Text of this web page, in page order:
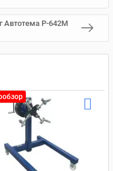
Автотема Р-642М